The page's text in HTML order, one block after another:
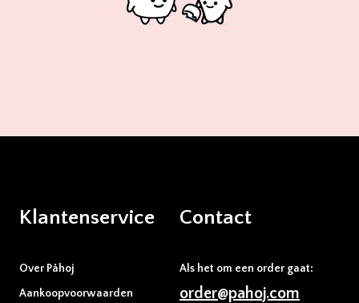
Klantenservice
Over Påhoj
Aankoopvoorwaarden
Contact
Als het om een order gaat:
order@pahoj.com